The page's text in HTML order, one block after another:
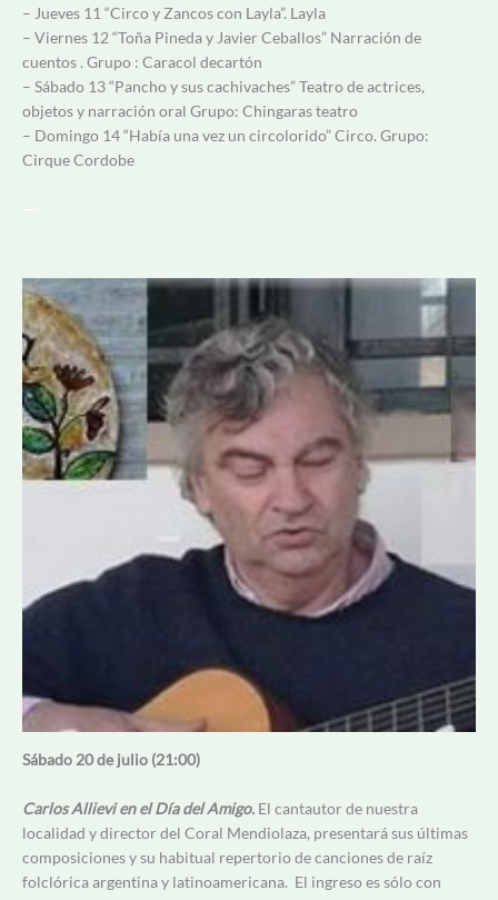
– Jueves 11 “Circo y Zancos con Layla”. Layla
– Viernes 12 “Toña Pineda y Javier Ceballos” Narración de
cuentos . Grupo : Caracol decartón
– Sábado 13 “Pancho y sus cachivaches” Teatro de actrices,
objetos y narración oral Grupo: Chingaras teatro
– Domingo 14 “Había una vez un circolorido” Circo. Grupo:
Cirque Cordobe
Sábado 20 de julio (21:00)
Carlos Allievi en el Día del Amigo. El cantautor de nuestra
localidad y director del Coral Mendiolaza, presentará sus últimas
composiciones y su habitual repertorio de canciones de raíz
folclórica argentina y latinoamericana. El ingreso es sólo con